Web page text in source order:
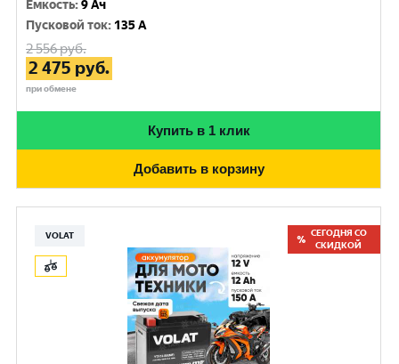
Емкость:9 Ач
Пусковой ток: 135 A
2 556руб.
2 475 руб.
при обмене
Купить в 1 клик
Добавить в корзину
VOLAT
СЕГОДНЯ СО
СКИДКОЙ